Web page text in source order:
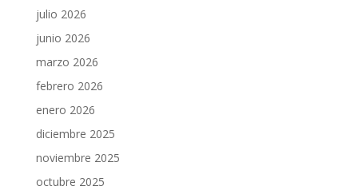
julio 2026
junio 2026
marzo 2026
febrero 2026
enero 2026
diciembre 2025
noviembre 2025
octubre 2025